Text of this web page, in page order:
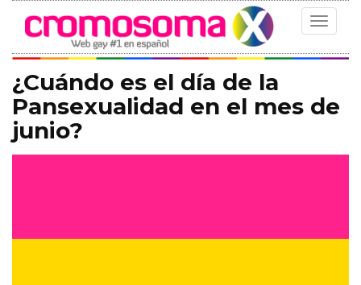
Toggle
¿Cuándo es el día de la
Pansexualidad en el mes de
junio?